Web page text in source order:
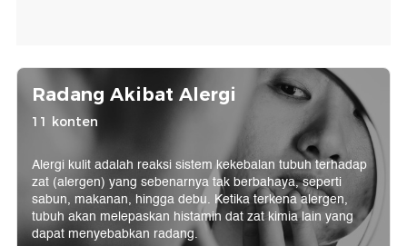
Radang Akibat Alergi
11 konten
Alergi kulit adalah reaksi sistem kekebalan tubuh terhadap
zat (alergen) yang sebenarnya tak berbahaya, seperti
sabun, makanan, hingga debu. Ketika terkena alergen,
tubuh akan melepaskan histamin dat zat kimia lain yang
dapat menyebabkan radang.